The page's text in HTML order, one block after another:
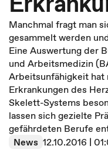
Manchmal fragt man
gesammelt werden
Eine Auswertung der
und Arbeitsmedizin
Arbeitsunfähigkeit hat
Erkrankungen des
Skelett-Systems
lassen sich gezielte
gefährdeten Berufe
News 12.10.2016 |